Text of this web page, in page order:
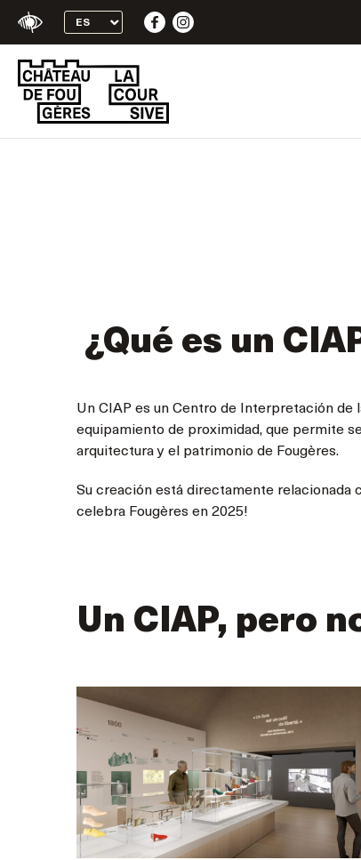
Confort +
Skip
¿Qué es un
Un CIAP es un Centro de Interpretación de
equipamiento de proximidad, que permite
arquitectura y el patrimonio de Fougères.
Su creación está directamente relacionada
celebra Fougères en 2025!
Un CIAP, pero